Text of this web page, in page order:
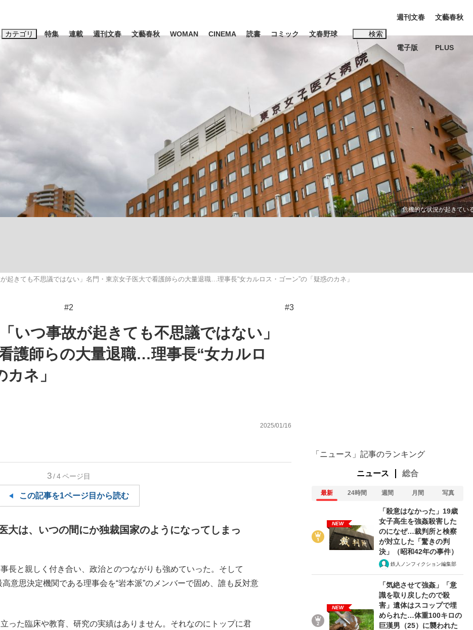
カテゴリ
初めて明かした日本代表監督に... 「最悪の空気のまま解散」WBC日本代表“敗戦”の真実 選手が明かす...
特集
観る将棋、読む将棋
連載 週刊文春 文藝春秋 WOMAN CINEMA 読書 コミック 文春野球 検索
#城彰二 #内田有紀
#松田聖子
週刊文春
電子版
文藝春秋
PLUS
起きても不思議ではない」名門・東京女子医大で看護師らの大量退職…理事長“女カルロス・ゴーン”の「疑惑のカネ」
#2 #3
いつ事故が起きても不思議ではない」
護師らの大量退職…理事長“女カルロ
ネ」
2025/01/16
3/4ページ目
この記事を1ページ目から読む
大は、いつの間にか独裁国家のようになってしまっ
長と親しく付き合い、政治とのつながりも強めていった。そして
意思決定機関である理事会を“岩本派”のメンバーで固め、誰も反対意
った臨床や教育、研究の実績はありません。それなのにトップに君
「ニュース」記事のランキング
ニュース 総合
最新 24時間 週間 月間 写真
NEW
「殺意はなかった」19歳
女子高生を強姦殺害した
のになぜ…裁判所と検察
が対立した「驚きの判
決」（昭和42年の事件）
鉄人ノンフィクション編集部
NEW
「気絶させて強姦」「意
識を取り戻したので殺
害」遺体はスコップで埋
められた…体重100キロの
巨漢男（25）に襲われた